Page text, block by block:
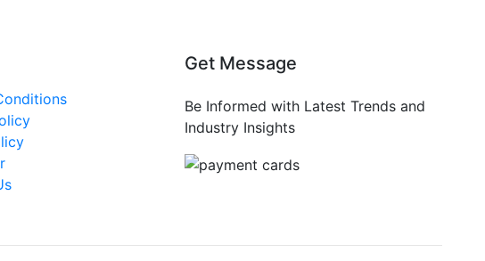
Get Message
Be Informed with Latest Trends and
Industry Insights